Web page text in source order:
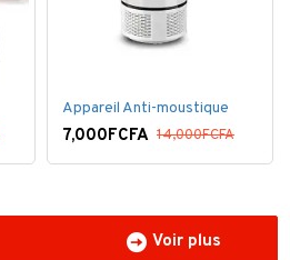
Appareil Anti-moustique
7,000FCFA 14,000FCFA
Voir plus